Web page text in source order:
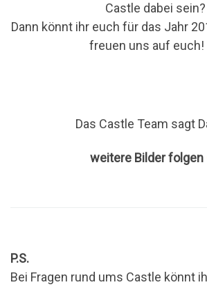
Castle dabei sein?
Dann könnt ihr euch für das Jahr
freuen uns auf euch!
Das Castle Team sagt
weitere Bilder folgen
P.S.
Bei Fragen rund ums Castle könnt